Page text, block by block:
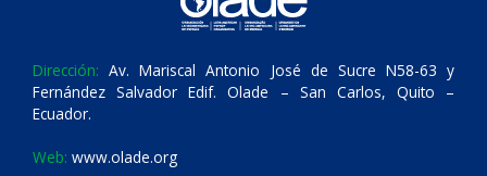
Dirección: Av. Mariscal Antonio José de Sucre N58-63 y
Fernández Salvador Edif. Olade – San Carlos, Quito –
Ecuador.
Web: www.olade.org